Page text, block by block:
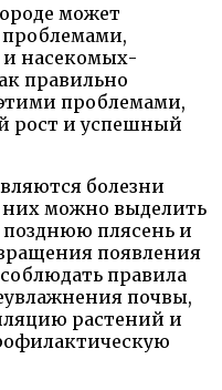
может
и насекомых-
правильно
проблемами,
рост и успешный
болезни
можно выделить
плясень и
появления
правила
почвы,
растений и